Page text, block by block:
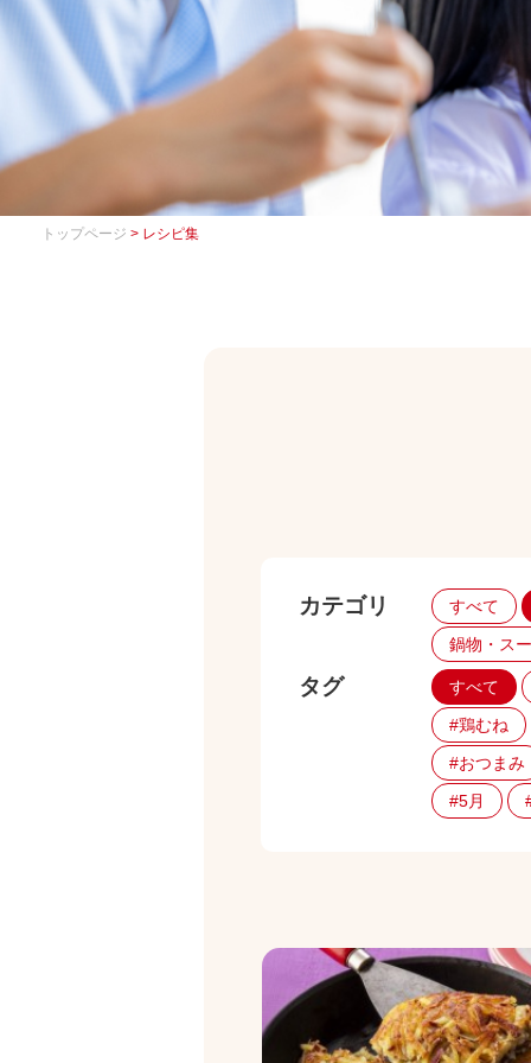
トップページ > レシピ集
カテゴリ
すべて
鍋物・ス
タグ
すべて
#鶏むね
#おつまみ
#5月